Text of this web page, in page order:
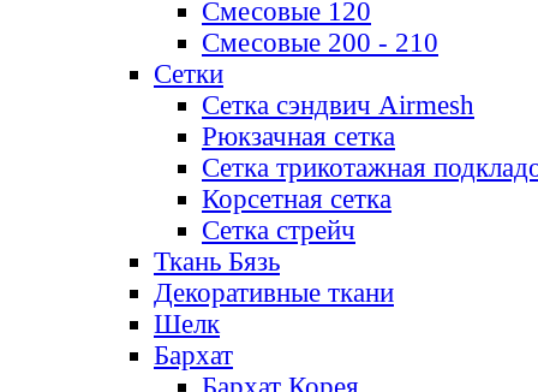
Смесовые 120
Смесовые 200 - 210
Сетки
Сетка сэндвич Airmesh
Рюкзачная сетка
Сетка трикотажная
Корсетная сетка
Сетка стрейч
Ткань Бязь
Декоративные ткани
Шелк
Бархат